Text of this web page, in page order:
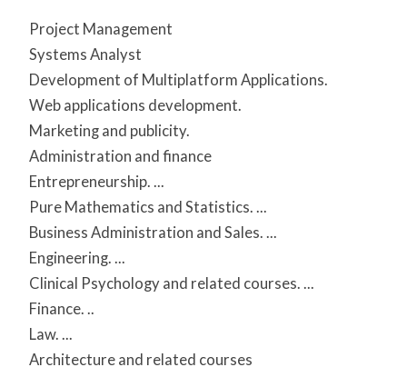
Project Management
Systems Analyst
Development of Multiplatform Applications.
Web applications development.
Marketing and publicity.
Administration and finance
Entrepreneurship. ...
Pure Mathematics and Statistics. ...
Business Administration and Sales. ...
Engineering. ...
Clinical Psychology and related courses. ...
Finance. ..
Law. ...
Architecture and related courses